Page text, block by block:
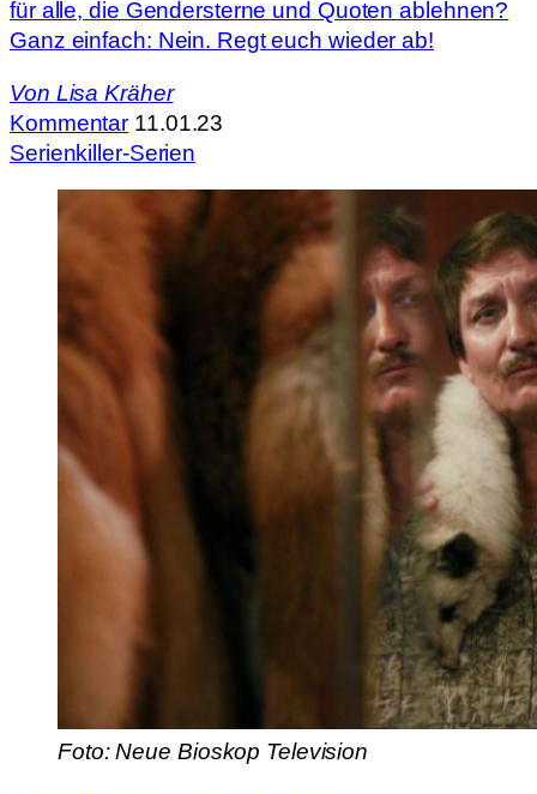
für alle, die Gendersterne und Quoten ablehnen?
Ganz einfach: Nein. Regt euch wieder ab!
Von Lisa Kräher
Kommentar 11.01.23
Serienkiller-Serien
Foto: Neue Bioskop Television